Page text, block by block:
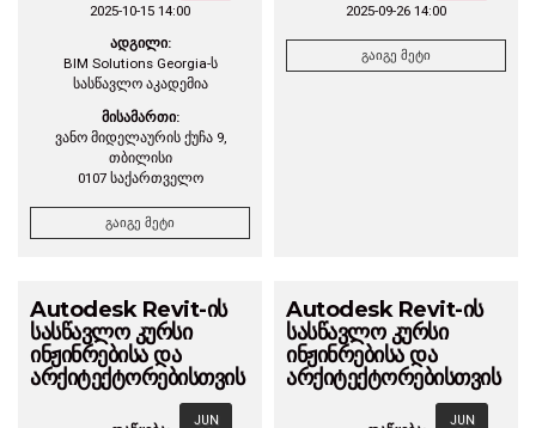
2025-10-15 14:00
ადგილი:
BIM Solutions Georgia-ს
სასწავლო აკადემია
მისამართი:
ვანო მიდელაურის ქუჩა 9,
თბილისი
0107 საქართველო
გაიგე მეტი
2025-09-26 14:00
გაიგე მეტი
Autodesk Revit-ის
სასწავლო კურსი
ინჟინრებისა და
არქიტექტორებისთვის
JUN
Autodesk Revit-ის
სასწავლო კურსი
ინჟინრებისა და
არქიტექტორებისთვის
JUN